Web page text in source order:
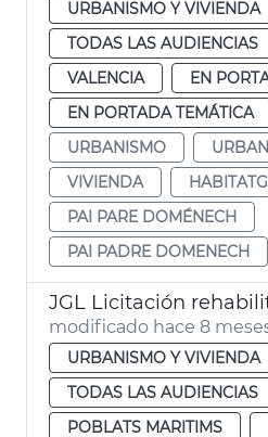
URBANISMO Y VIVIENDA
TODAS LAS AUDIENCIAS
VALENCIA
EN
EN PORTADA TEMÁTICA
URBANISMO
VIVIENDA
PAI PARE DOMÉNECH
PAI PADRE DOMENECH
modificado hace 8
URBANISMO Y VIVIENDA
TODAS LAS AUDIENCIAS
POBLATS MARITIMS